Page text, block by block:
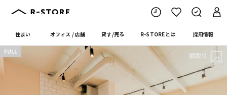
住まい オフィス /店舗 貸す/売る R-STOREとは 採用情報
FULL 間取り